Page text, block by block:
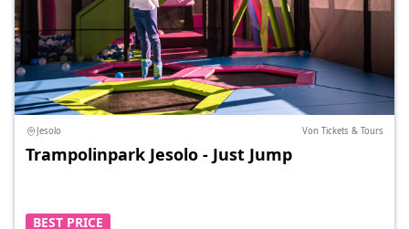
Jesolo Von Tickets & Tours
Trampolinpark Jesolo - Just Jump
BEST PRICE